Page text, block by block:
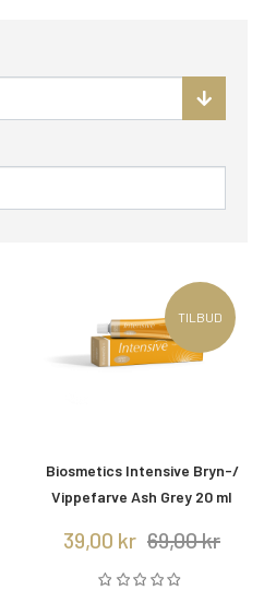
TILBUD
Biosmetics Intensive Bryn-/
Vippefarve Ash Grey 20 ml
39,00 kr 69,00 kr